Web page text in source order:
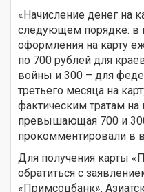
«Начисление денег на
следующем порядке: в
оформления на карту
по 700 рублей для
войны и 300 – для
третьего месяца на
фактическим тратам на
превышающая 700 и
прокомментировали в
Для получения карты
обратиться с
«Примсоцбанк»,